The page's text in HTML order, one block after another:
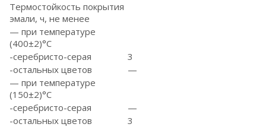
Термостойкость покрытия
эмали, ч, не менее
— при температуре
(400±2)°С
-серебристо-серая
3
-остальных цветов
—
— при температуре
(150±2)°С
-серебристо-серая
—
-остальных цветов
3